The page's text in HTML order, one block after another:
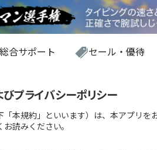
総合サポート セール・優待
プライバシーポリシー
「本規約」といいます）は、本アプリ
読みください。